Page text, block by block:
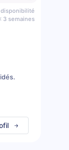
disponibilité
3 semaines